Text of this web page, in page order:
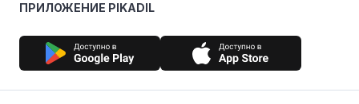
ПРИЛОЖЕНИЕ PIKADIL